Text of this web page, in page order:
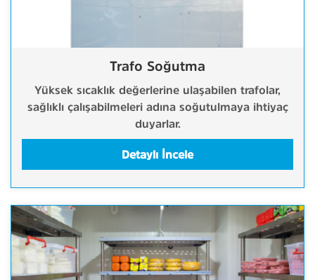
Trafo Soğutma
Yüksek sıcaklık değerlerine ulaşabilen trafolar,
sağlıklı çalışabilmeleri adına soğutulmaya ihtiyaç
duyarlar.
Detaylı İncele